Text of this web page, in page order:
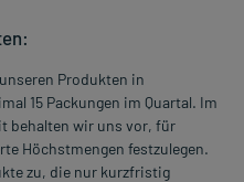
Produkten in
15 Packungen im Quartal. Im
behalten wir uns vor, für
Höchstmengen festzulegen.
zu, die nur kurzfristig